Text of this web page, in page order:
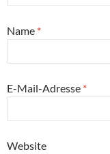
Name *
E-Mail-Adresse *
Website